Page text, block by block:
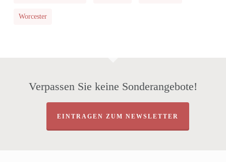
Worcester
Verpassen Sie keine Sonderangebote!
EINTRAGEN ZUM NEWSLETTER